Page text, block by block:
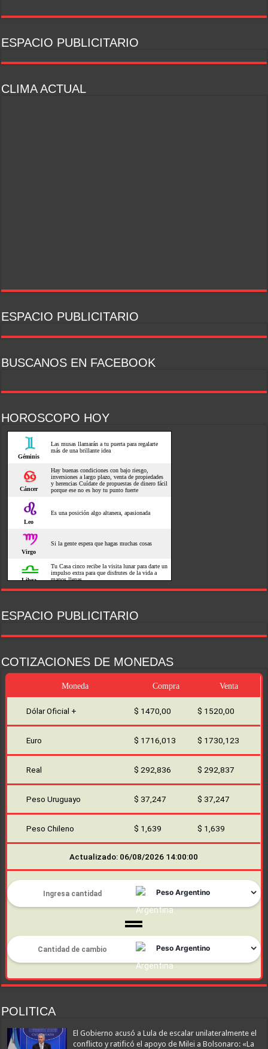
ESPACIO PUBLICITARIO
CLIMA ACTUAL
ESPACIO PUBLICITARIO
BUSCANOS EN FACEBOOK
HOROSCOPO HOY
ESPACIO PUBLICITARIO
COTIZACIONES DE MONEDAS
Moneda Compra Venta
Dólar Oficial + $ 1470,00 $ 1520,00
Euro $ 1716,013 $ 1730,123
Real $ 292,836 $ 292,837
Peso Uruguayo $ 37,247 $ 37,247
Peso Chileno $ 1,639 $ 1,639
Actualizado: 06/08/2026 14:00:00
POLITICA
El Gobierno acusó a Lula de escalar unilateralmente el
conflicto y ratificó el apoyo de Milei a Bolsonaro: «La